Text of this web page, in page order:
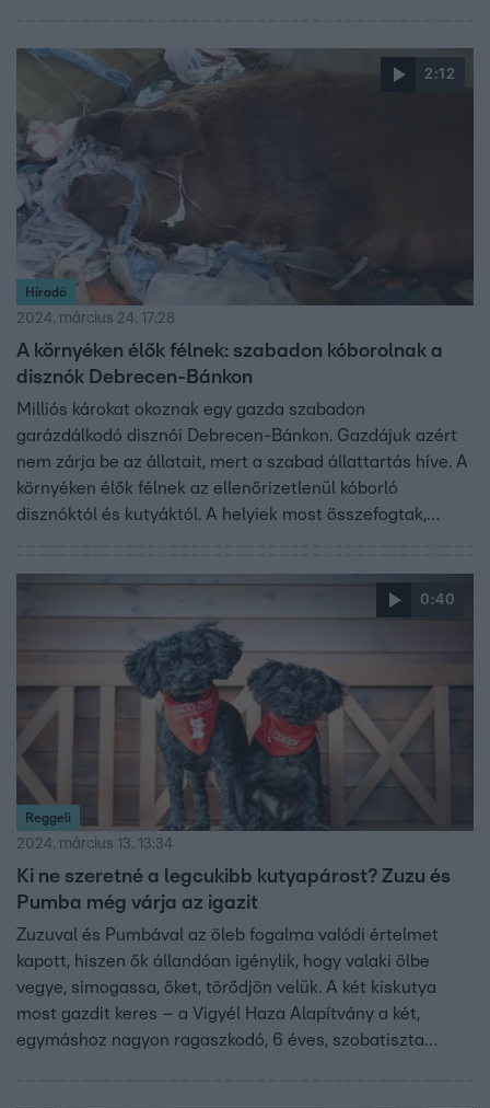
2:12
Híradó
2024. március 24. 17:28
A környéken élők félnek: szabadon kóborolnak a
disznók Debrecen-Bánkon
Milliós károkat okoznak egy gazda szabadon
garázdálkodó disznói Debrecen-Bánkon. Gazdájuk azért
nem zárja be az állatait, mert a szabad állattartás híve. A
környéken élők félnek az ellenőrizetlenül kóborló
disznóktól és kutyáktól. A helyiek most összefogtak,
0:40
Reggeli
2024. március 13. 13:34
Ki ne szeretné a legcukibb kutyapárost? Zuzu és
Pumba még várja az igazit
Zuzuval és Pumbával az öleb fogalma valódi értelmet
kapott, hiszen ők állandóan igénylik, hogy valaki ölbe
vegye, simogassa, őket, törődjön velük. A két kiskutya
most gazdit keres – a Vigyél Haza Alapítvány a két,
egymáshoz nagyon ragaszkodó, 6 éves, szobatiszta